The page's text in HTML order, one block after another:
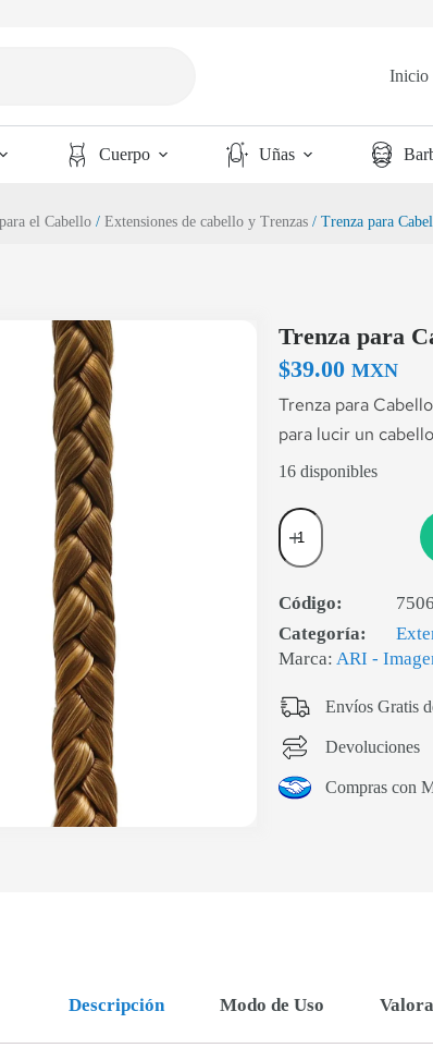
Inicio
Cuerpo Uñas
el Cabello /Extensiones de cabello y Trenzas / Trenza para
Trenza para
$39.00 MXN
Trenza para
para lucir un
16 disponibles
Código:
Categoría:
Marca: ARI -
Envíos Gratis
Devoluciones
Compras con
Descripción Modo de Uso